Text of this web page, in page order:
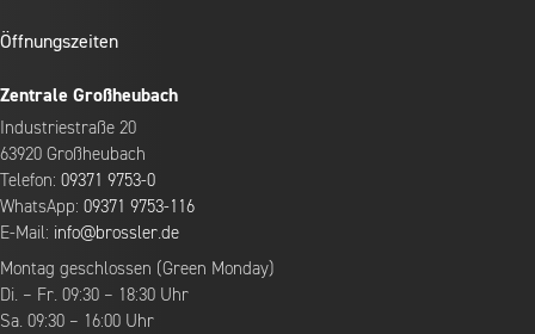
Öffnungszeiten
Zentrale Großheubach
Industriestraße 20
63920 Großheubach
Telefon: 09371 9753-0
WhatsApp: 09371 9753-116
E-Mail: info@brossler.de
Montag geschlossen (Green Monday)
Di. – Fr. 09:30 – 18:30 Uhr
Sa. 09:30 – 16:00 Uhr